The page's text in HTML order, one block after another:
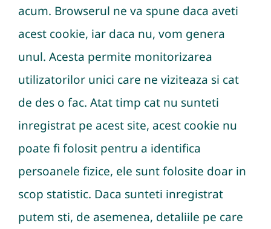
acum. Browserul ne va spune daca aveti
acest cookie, iar daca nu, vom genera
unul. Acesta permite monitorizarea
utilizatorilor unici care ne viziteaza si cat
de des o fac. Atat timp cat nu sunteti
inregistrat pe acest site, acest cookie nu
poate fi folosit pentru a identifica
persoanele fizice, ele sunt folosite doar in
scop statistic. Daca sunteti inregistrat
putem sti, de asemenea, detaliile pe care